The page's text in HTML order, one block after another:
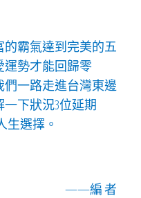
的霸氣達到完美的五
運勢才能回歸零
一路走進台灣東邊
下狀況3位延期
生選擇。
——編 者